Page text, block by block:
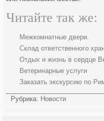
Читайте так же:
Межкомнатные двери.
Склад ответственного
Отдых и жизнь в сердце
Ветеринарные услуги
Заказать экскурсию по
Рубрика: Новости